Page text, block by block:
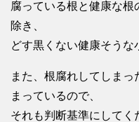
腐っている根と健康な根
除き、
どす黒くない健康そうな
また、根腐れしてしま
まっているので、
それも判断基準にしてく